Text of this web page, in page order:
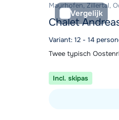
Vergelijk
Mayrhofen, Zillertal,
Chalet
Variant: 12 - 14
Twee typisch
Incl. skipas